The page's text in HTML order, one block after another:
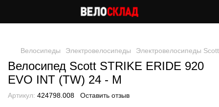
Велосипеды Электровелосипеды Электровелосипеды Scott
Велосипед Scott STRIKE ERIDE 920
EVO INT (TW) 24 - M
Артикул: 424798.008 Оставить отзыв